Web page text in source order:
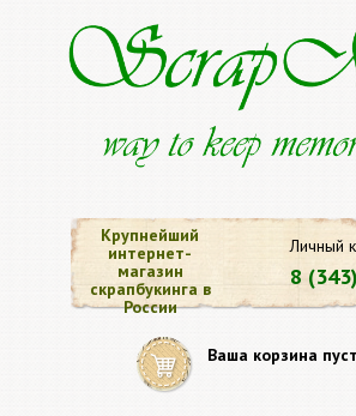
Личный
8
Крупнейший
интернет-
магазин
скрапбукинга в
России
Ваша корзина